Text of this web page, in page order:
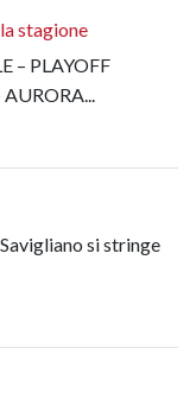
stagione
– PLAYOFF
si stringe